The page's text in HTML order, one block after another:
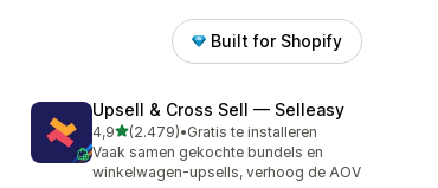
Built for Shopify
Upsell & Cross Sell — Selleasy
4,9van 5 sterren
(2.479)
2479 recensies in totaal
•Gratis te installeren
Vaak samen gekochte bundels en
winkelwagen-upsells, verhoog de AOV